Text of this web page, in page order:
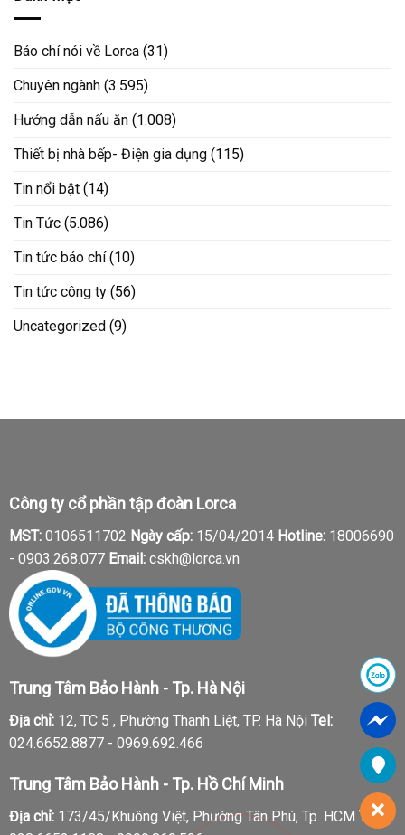
Báo chí nói về Lorca (31)
Chuyên ngành (3.595)
Hướng dẫn nấu ăn (1.008)
Thiết bị nhà bếp- Điện gia dụng (115)
Tin nổi bật (14)
Tin Tức (5.086)
Tin tức báo chí(10)
Tin tức công ty (56)
Uncategorized (9)
Công ty cổ phần tập đoàn Lorca
MST:0106511702 Ngày cấp:15/04/2014 Hotline:18006690
- 0903.268.077 Email:cskh@lorca.vn
Trung Tâm Bảo Hành - Tp. Hà Nội
Địa chỉ:12, TC 5 , Phường Thanh Liệt, TP. Hà Nội Tel:
024.6652.8877 - 0969.692.466
Trung Tâm Bảo Hành - Tp. Hồ Chí Minh
Địa chỉ:173/45/Khuông Việt, Phường Tân Phú, Tp. HCM Tel: